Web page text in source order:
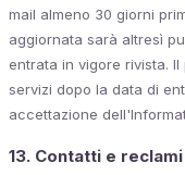
mail almeno 30 giorni
aggiornata sarà altresì
entrata in vigore rivista.
servizi dopo la data di
accettazione
13. Contatti e reclami